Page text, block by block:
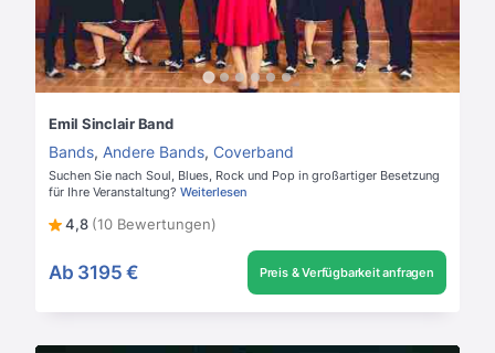
Emil Sinclair Band
Bands, Andere Bands, Coverband
Suchen Sie nach Soul, Blues, Rock und Pop in großartiger Besetzung
für Ihre Veranstaltung? Weiterlesen
4,8 (10 Bewertungen)
Ab 3195 € Preis & Verfügbarkeit anfragen